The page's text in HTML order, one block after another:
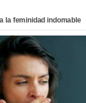
la feminidad indomable